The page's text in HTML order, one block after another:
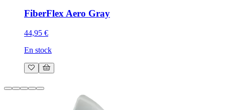
FiberFlex Aero Gray
44,95 €
En stock